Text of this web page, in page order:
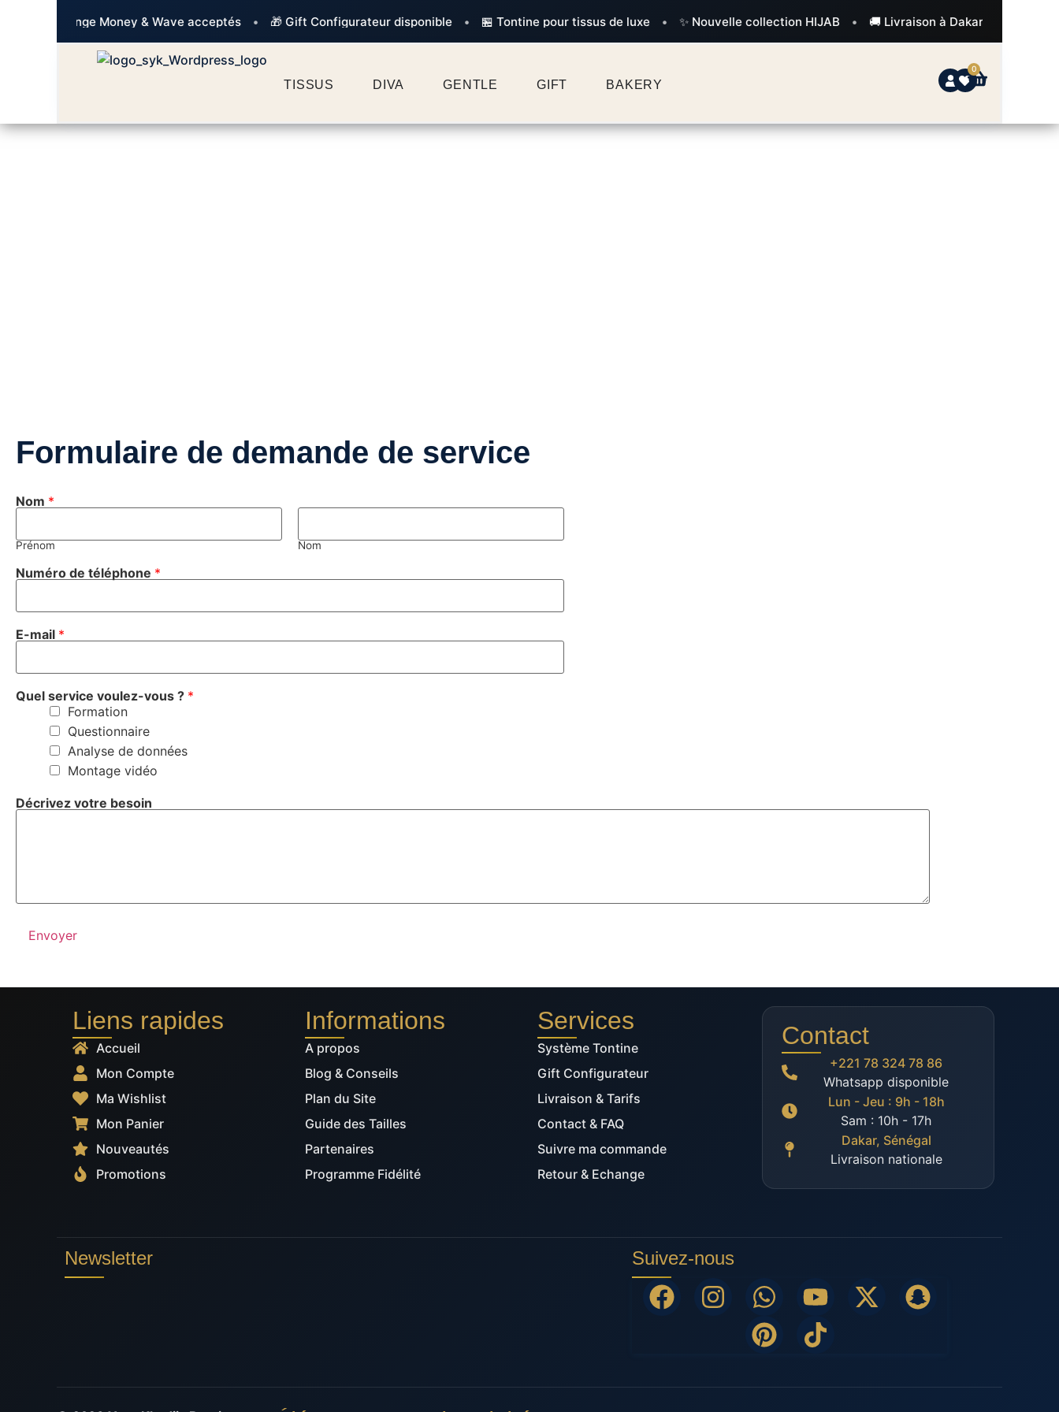
💳 Orange Money & Wave acceptés • 🎁 Gift Configurateur disponible • 🏪 Tontine pour tissus de luxe • ✨ Nouvelle collection HIJAB • 🚚 Livraison à Dakar gratuite dès 50
TISSUS DIVA GENTLE GIFT BAKERY
0
Formulaire de demande de service
Nom *
Prénom Nom
Numéro de téléphone *
E-mail *
Quel service voulez-vous ? *
Formation
Questionnaire
Analyse de données
Montage vidéo
Décrivez votre besoin
Envoyer
Liens rapides
Accueil
Mon Compte
Ma Wishlist
Mon Panier
Nouveautés
Promotions
Informations
A propos
Blog & Conseils
Plan du Site
Guide des Tailles
Partenaires
Programme Fidélité
Services
Système Tontine
Gift Configurateur
Livraison & Tarifs
Contact & FAQ
Suivre ma commande
Retour & Echange
Contact
+221 78 324 78 86
Whatsapp disponible
Lun - Jeu : 9h - 18h
Sam : 10h - 17h
Dakar, Sénégal
Livraison nationale
Newsletter Suivez-nous